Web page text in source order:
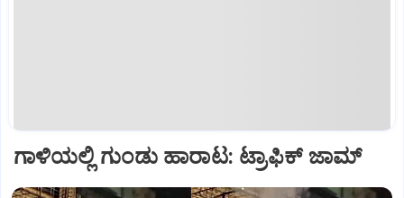
ಗಾಳಿಯಲ್ಲಿ ಗುಂಡು ಹಾರಾಟ: ಟ್ರಾಫಿಕ್‌ ಜಾಮ್